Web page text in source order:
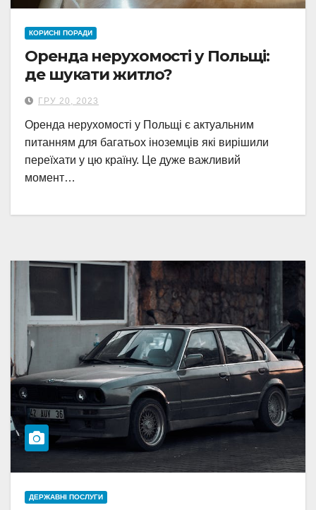
КОРИСНІ ПОРАДИ
Оренда нерухомості у Польщі:
де шукати житло?
ГРУ 20, 2023
Оренда нерухомості у Польщі є актуальним
питанням для багатьох іноземців які вирішили
переїхати у цю країну. Це дуже важливий
момент…
ДЕРЖАВНІ ПОСЛУГИ